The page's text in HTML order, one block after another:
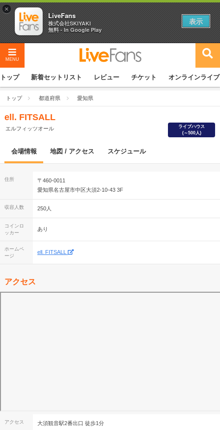
MENU
トップ 新着セットリスト レビュー チケット オンラインライブ
トップ 都道府県 愛知県
ell. FITSALL
エルフィッツオール
ライブハウス
(～500人)
会場情報 地図 / アクセス スケジュール
住所
〒460-0011
愛知県名古屋市中区大須2-10-43 3F
収容人数 250人
コインロ
ッカー
あり
ホームペ
ージ
ell. FITSALL
アクセス
アクセス 大須観音駅2番出口 徒歩1分
×
LiveFans
株式会社SKIYAKI
無料 - In Google Play
表示